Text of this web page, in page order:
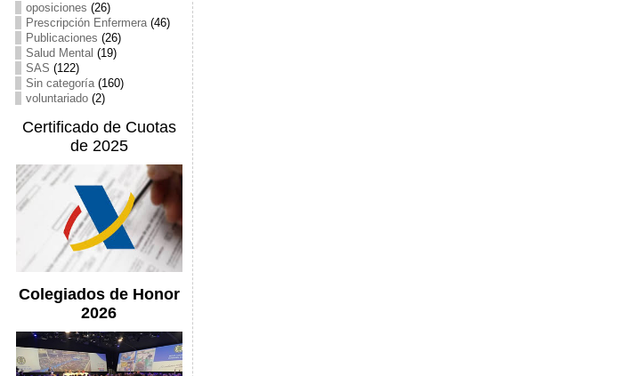
oposiciones (26)
Prescripción Enfermera(46)
Publicaciones (26)
Salud Mental (19)
SAS (122)
Sin categoría(160)
voluntariado(2)
Certificado de Cuotas
de 2025
Colegiados de Honor
2026